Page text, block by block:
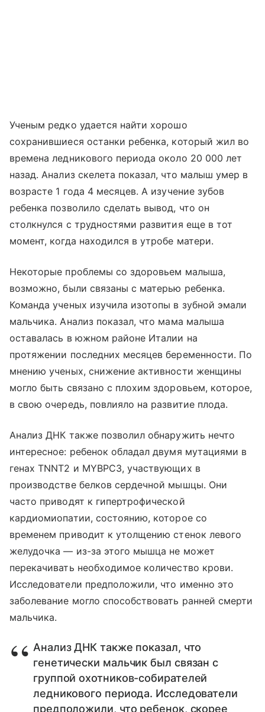
Ученым редко удается найти хорошо
сохранившиеся останки ребенка, который жил во
времена ледникового периода около 20 000 лет
назад. Анализ скелета показал, что малыш умер в
возрасте 1 года 4 месяцев. А изучение зубов
ребенка позволило сделать вывод, что он
столкнулся с трудностями развития еще в тот
момент, когда находился в утробе матери.
Некоторые проблемы со здоровьем малыша,
возможно, были связаны с матерью ребенка.
Команда ученых изучила изотопы в зубной эмали
мальчика. Анализ показал, что мама малыша
оставалась в южном районе Италии на
протяжении последних месяцев беременности. По
мнению ученых, снижение активности женщины
могло быть связано с плохим здоровьем, которое,
в свою очередь, повлияло на развитие плода.
Анализ ДНК также позволил обнаружить нечто
интересное: ребенок обладал двумя мутациями в
генах TNNT2 и MYBPC3, участвующих в
производстве белков сердечной мышцы. Они
часто приводят к гипертрофической
кардиомиопатии, состоянию, которое со
временем приводит к утолщению стенок левого
желудочка — из-за этого мышца не может
перекачивать необходимое количество крови.
Исследователи предположили, что именно это
заболевание могло способствовать ранней смерти
мальчика.
Анализ ДНК также показал, что
генетически мальчик был связан с
группой охотников-собирателей
ледникового периода. Исследователи
предположили, что ребенок, скорее